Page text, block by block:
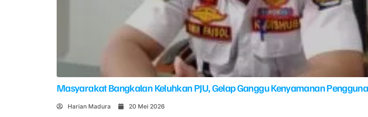
Masyarakat Bangkalan Keluhkan PJU, Gelap Ganggu Kenyamanan
Harian Madura 20 Mei 2026